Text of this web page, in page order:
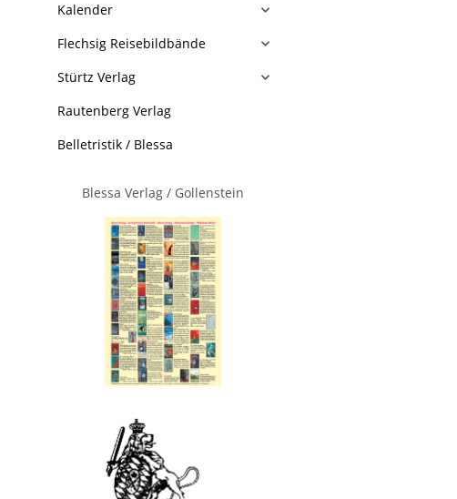
Kalender
Flechsig Reisebildbände
Stürtz Verlag
Rautenberg Verlag
Belletristik / Blessa
Blessa Verlag / Gollenstein